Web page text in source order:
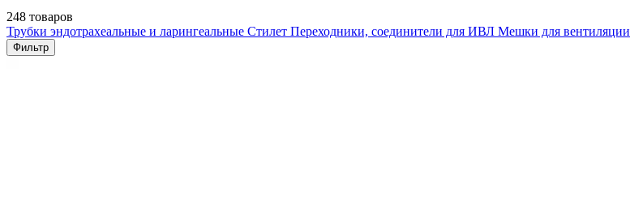
248 товаров
Трубки эндотрахеальные и ларингеальные Стилет Переходники, соединители для ИВЛ Мешки для вентиляции
Фильтр